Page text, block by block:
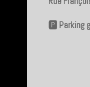
🅿️ Parking